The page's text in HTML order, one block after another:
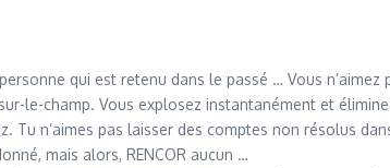
qui est retenu dans le passé … Vous n’aimez
le-champ. Vous explosez instantanément et
n’aimes pas laisser des comptes non résolus
mais alors, RENCOR aucun …